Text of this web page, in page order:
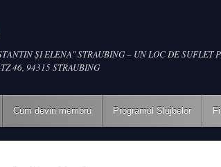
ŞI ELENA" STRAUBING – UN LOC DE SUFLET
46, 94315 STRAUBING
Cum devin membru Programul Slujbelor